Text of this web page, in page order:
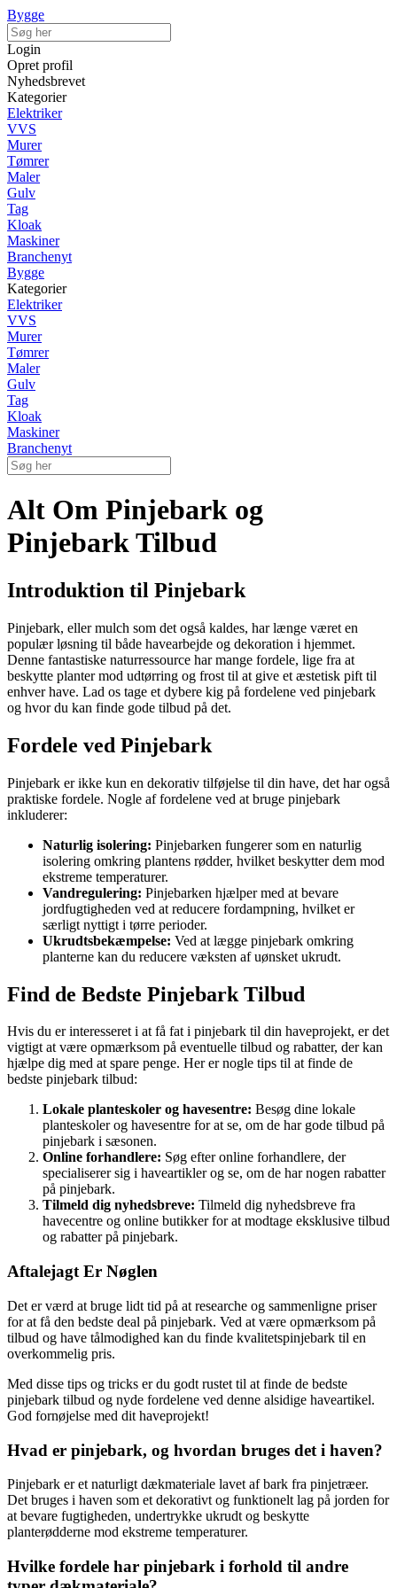
Bygge
Login
Opret profil
Nyhedsbrevet
Kategorier
Elektriker
VVS
Murer
Tømrer
Maler
Gulv
Tag
Kloak
Maskiner
Branchenyt
Bygge
Kategorier
Elektriker
VVS
Murer
Tømrer
Maler
Gulv
Tag
Kloak
Maskiner
Branchenyt
Alt Om Pinjebark og
Pinjebark Tilbud
Introduktion til Pinjebark
Pinjebark, eller mulch som det også kaldes, har længe været en
populær løsning til både havearbejde og dekoration i hjemmet.
Denne fantastiske naturressource har mange fordele, lige fra at
beskytte planter mod udtørring og frost til at give et æstetisk pift til
enhver have. Lad os tage et dybere kig på fordelene ved pinjebark
og hvor du kan finde gode tilbud på det.
Fordele ved Pinjebark
Pinjebark er ikke kun en dekorativ tilføjelse til din have, det har også
praktiske fordele. Nogle af fordelene ved at bruge pinjebark
inkluderer:
Naturlig isolering: Pinjebarken fungerer som en naturlig
isolering omkring plantens rødder, hvilket beskytter dem mod
ekstreme temperaturer.
Vandregulering: Pinjebarken hjælper med at bevare
jordfugtigheden ved at reducere fordampning, hvilket er
særligt nyttigt i tørre perioder.
Ukrudtsbekæmpelse: Ved at lægge pinjebark omkring
planterne kan du reducere væksten af uønsket ukrudt.
Find de Bedste Pinjebark Tilbud
Hvis du er interesseret i at få fat i pinjebark til din haveprojekt, er det
vigtigt at være opmærksom på eventuelle tilbud og rabatter, der kan
hjælpe dig med at spare penge. Her er nogle tips til at finde de
bedste pinjebark tilbud:
Lokale planteskoler og havesentre: Besøg dine lokale
planteskoler og havesentre for at se, om de har gode tilbud på
pinjebark i sæsonen.
Online forhandlere: Søg efter online forhandlere, der
specialiserer sig i haveartikler og se, om de har nogen rabatter
på pinjebark.
Tilmeld dig nyhedsbreve: Tilmeld dig nyhedsbreve fra
havecentre og online butikker for at modtage eksklusive tilbud
og rabatter på pinjebark.
Aftalejagt Er Nøglen
Det er værd at bruge lidt tid på at researche og sammenligne priser
for at få den bedste deal på pinjebark. Ved at være opmærksom på
tilbud og have tålmodighed kan du finde kvalitetspinjebark til en
overkommelig pris.
Med disse tips og tricks er du godt rustet til at finde de bedste
pinjebark tilbud og nyde fordelene ved denne alsidige haveartikel.
God fornøjelse med dit haveprojekt!
Hvad er pinjebark, og hvordan bruges det i haven?
Pinjebark er et naturligt dækmateriale lavet af bark fra pinjetræer.
Det bruges i haven som et dekorativt og funktionelt lag på jorden for
at bevare fugtigheden, undertrykke ukrudt og beskytte
planterødderne mod ekstreme temperaturer.
Hvilke fordele har pinjebark i forhold til andre